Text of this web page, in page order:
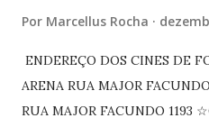
Por Marcellus Rocha
ENDEREÇO DOS CINES DE
ARENA RUA MAJOR
RUA MAJOR FACUNDO 1193